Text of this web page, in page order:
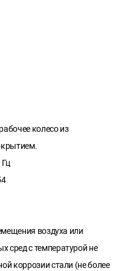
колесо из
воздуха или
сред с температурой не
коррозии стали (не более